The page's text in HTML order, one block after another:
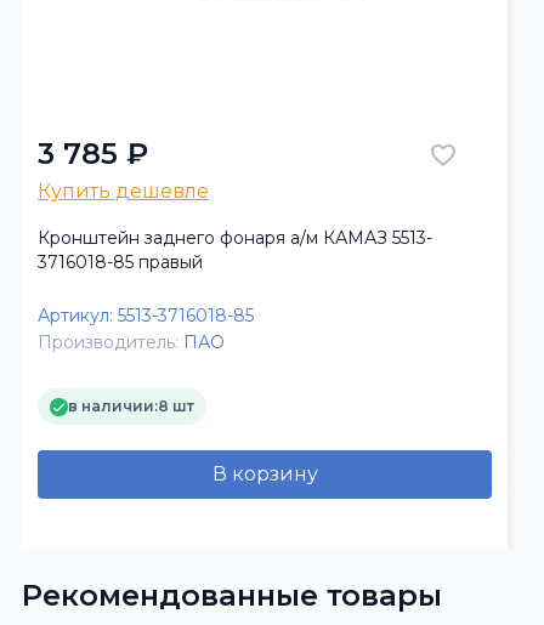
3 785 ₽
Купить дешевле
Кронштейн заднего фонаря а/м КАМАЗ 5513-
3716018-85 правый
Артикул: 5513-3716018-85
Производитель: ПАО
в наличии:8 шт
В корзину
Рекомендованные товары